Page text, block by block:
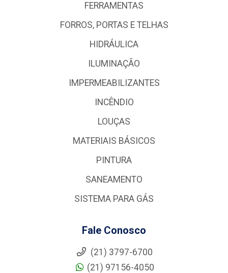
FERRAMENTAS
FORROS, PORTAS E TELHAS
HIDRÁULICA
ILUMINAÇÃO
IMPERMEABILIZANTES
INCÊNDIO
LOUÇAS
MATERIAIS BÁSICOS
PINTURA
SANEAMENTO
SISTEMA PARA GÁS
Fale Conosco
(21) 3797-6700
(21) 97156-4050